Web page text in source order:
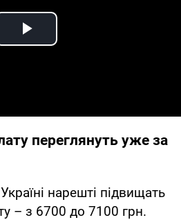
Play Video
переглянуть уже за
нарешті підвищать
– з 6700 до 7100 грн.